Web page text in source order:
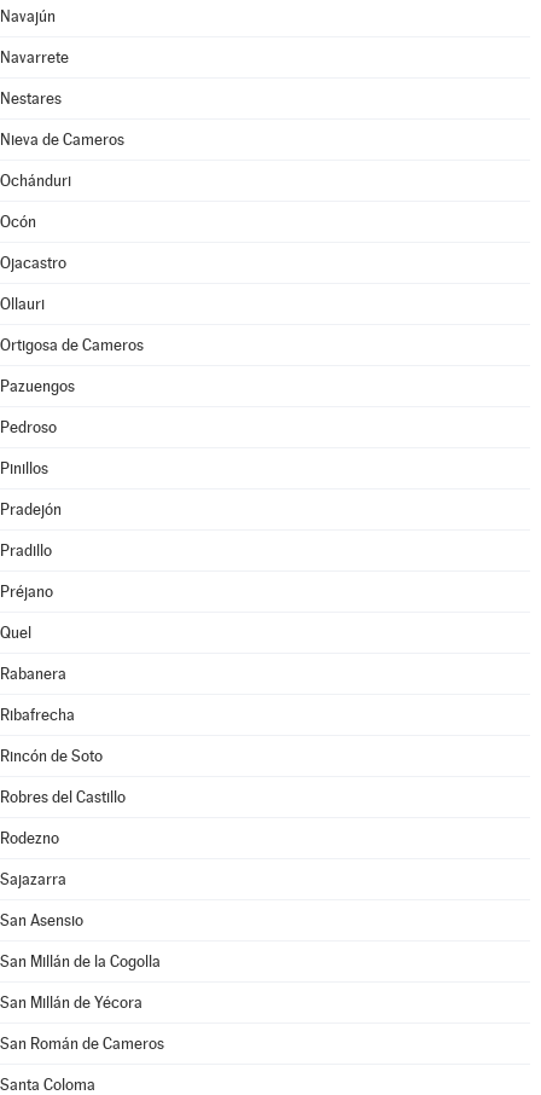
Navajún
Navarrete
Nestares
Nieva de Cameros
Ochánduri
Ocón
Ojacastro
Ollauri
Ortigosa de Cameros
Pazuengos
Pedroso
Pinillos
Pradejón
Pradillo
Préjano
Quel
Rabanera
Ribafrecha
Rincón de Soto
Robres del Castillo
Rodezno
Sajazarra
San Asensio
San Millán de la Cogolla
San Millán de Yécora
San Román de Cameros
Santa Coloma